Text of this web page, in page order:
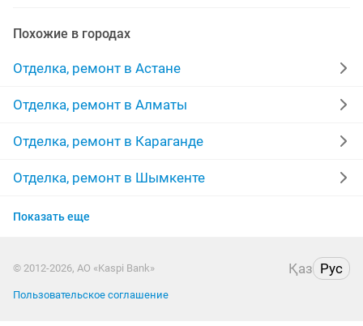
укладка мелкий ремонт
полы маляры штукатурка стен
бригада строительство мастер
межкомнатные двери линолеум
ремонт домов
Похожие в городах
Отделка, ремонт в Астане
Отделка, ремонт в Алматы
Отделка, ремонт в Караганде
Отделка, ремонт в Шымкенте
Отделка, ремонт в Усть-Каменогорске
Отделка, ремонт в Костанае
Показать еще
© 2012-2026, АО «Kaspi Bank» Қаз Рус
Пользовательское соглашение